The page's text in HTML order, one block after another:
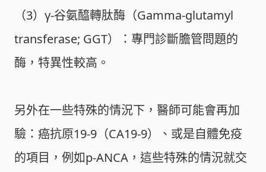
（3）γ-谷氨醯轉肽酶（Gamma-glutamyl
transferase; GGT）：專門診斷膽管問題的
酶，特異性較高。
另外在一些特殊的情況下，醫師可能會再加
驗：癌抗原19-9（CA19-9）、或是自體免疫
的項目，例如p-ANCA，這些特殊的情況就交